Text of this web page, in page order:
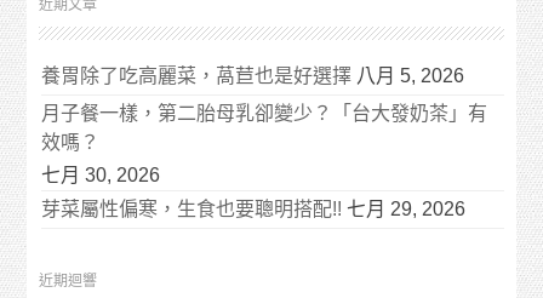
近期文章
養胃除了吃高麗菜，萵苣也是好選擇 八月 5, 2026
月子餐一樣，第二胎母乳卻變少？「台大發奶茶」有
效嗎？
七月 30, 2026
芽菜屬性偏寒，生食也要聰明搭配!! 七月 29, 2026
近期迴響